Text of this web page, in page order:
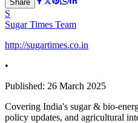
Share
S
Sugar Times Team
http://sugartimes.co.in
•
Published: 26 March 2025
Covering India's sugar & bio-
policy updates, and agricultural